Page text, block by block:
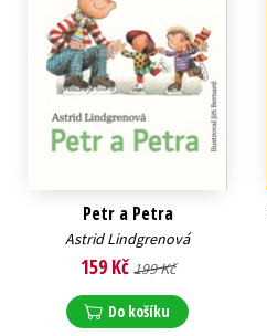
Petr a Petra
Astrid Lindgrenová
159 Kč 199 Kč
Do košíku